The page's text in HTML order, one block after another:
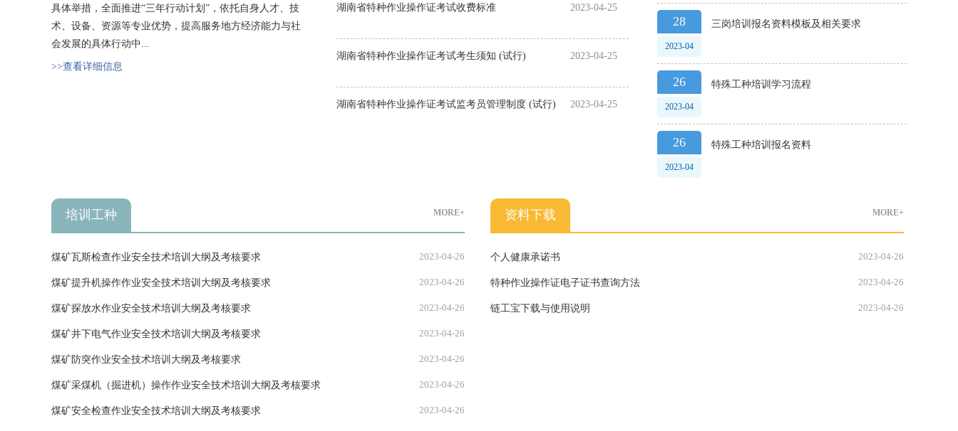
具体举措，全面推进“三年行动计划”，依托自身人才、技
术、设备、资源等专业优势，提高服务地方经济能力与社
会发展的具体行动中...
>>查看详细信息
湖南省特种作业操作证考试收费标准 2023-04-25
湖南省特种作业操作证考试考生须知 (试行) 2023-04-25
湖南省特种作业操作证考试监考员管理制度 (试行) 2023-04-25
28
2023-04
三岗培训报名资料模板及相关要求
26
2023-04
特殊工种培训学习流程
26
2023-04
特殊工种培训报名资料
培训工种 MORE+
煤矿瓦斯检查作业安全技术培训大纲及考核要求 2023-04-26
煤矿提升机操作作业安全技术培训大纲及考核要求 2023-04-26
煤矿探放水作业安全技术培训大纲及考核要求 2023-04-26
煤矿井下电气作业安全技术培训大纲及考核要求 2023-04-26
煤矿防突作业安全技术培训大纲及考核要求 2023-04-26
煤矿采煤机（掘进机）操作作业安全技术培训大纲及考核要求 2023-04-26
煤矿安全检查作业安全技术培训大纲及考核要求 2023-04-26
资料下载 MORE+
个人健康承诺书 2023-04-26
特种作业操作证电子证书查询方法 2023-04-26
链工宝下载与使用说明 2023-04-26